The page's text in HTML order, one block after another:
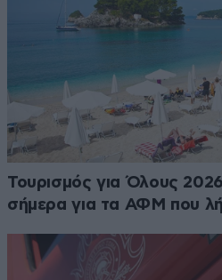
Τουρισμός για Όλους
σήμερα για τα ΑΦΜ που